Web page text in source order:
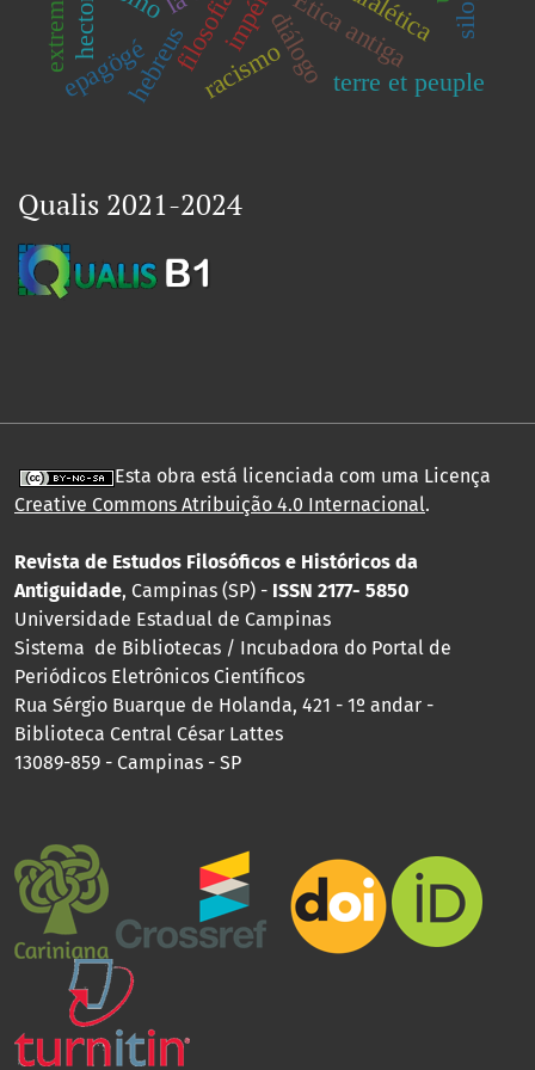
Ética antiga
diálogo
filosofia
hebreus terre et peuple
racismo
epagögé
hector
Qualis 2021-2024
Esta obra está licenciada com uma Licença
Creative Commons Atribuição 4.0 Internacional.
Revista de Estudos Filosóficos e Históricos da
Antiguidade, Campinas (SP) - ISSN 2177- 5850
Universidade Estadual de Campinas
Sistema de Bibliotecas / Incubadora do Portal de
Periódicos Eletrônicos Científicos
Rua Sérgio Buarque de Holanda, 421 - 1º andar -
Biblioteca Central César Lattes
13089-859 - Campinas - SP